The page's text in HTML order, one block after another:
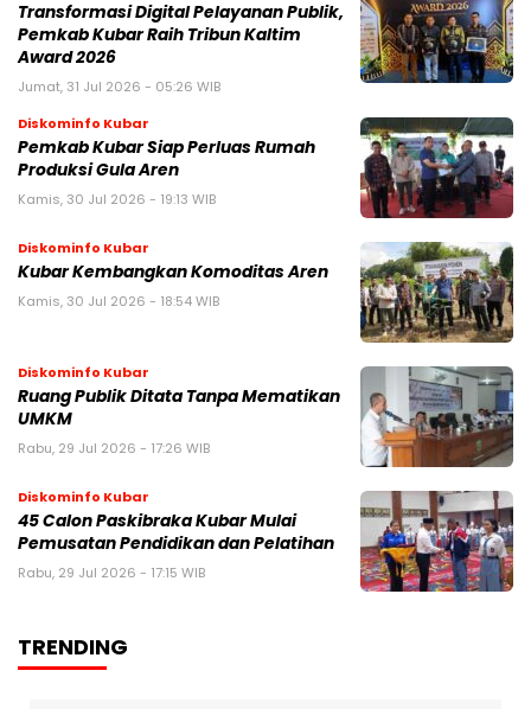
Transformasi Digital Pelayanan Publik,
Pemkab Kubar Raih Tribun Kaltim
Award 2026
Jumat, 31 Jul 2026 - 05:26 WIB
Diskominfo Kubar
Pemkab Kubar Siap Perluas Rumah
Produksi Gula Aren
Kamis, 30 Jul 2026 - 19:13 WIB
Diskominfo Kubar
Kubar Kembangkan Komoditas Aren
Kamis, 30 Jul 2026 - 18:54 WIB
Diskominfo Kubar
Ruang Publik Ditata Tanpa Mematikan
UMKM
Rabu, 29 Jul 2026 - 17:26 WIB
Diskominfo Kubar
45 Calon Paskibraka Kubar Mulai
Pemusatan Pendidikan dan Pelatihan
Rabu, 29 Jul 2026 - 17:15 WIB
TRENDING